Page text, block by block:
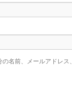
名前、メールアドレス